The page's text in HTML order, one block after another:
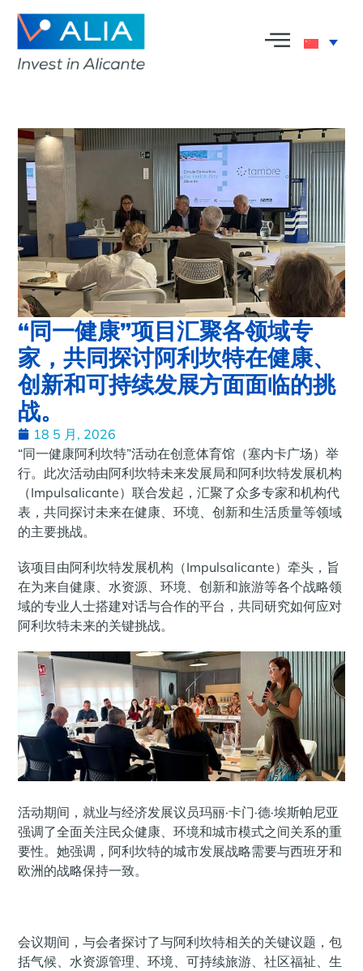
“同一健康”项目汇聚各领域专
家，共同探讨阿利坎特在健康、
创新和可持续发展方面面临的挑
战。
18 5 月, 2026
“同一健康阿利坎特”活动在创意体育馆（塞内卡广场）举
行。此次活动由阿利坎特未来发展局和阿利坎特发展机构
（Impulsalicante）联合发起，汇聚了众多专家和机构代
表，共同探讨未来在健康、环境、创新和生活质量等领域
的主要挑战。
该项目由阿利坎特发展机构（Impulsalicante）牵头，旨
在为来自健康、水资源、环境、创新和旅游等各个战略领
域的专业人士搭建对话与合作的平台，共同研究如何应对
阿利坎特未来的关键挑战。
活动期间，就业与经济发展议员玛丽·卡门·德·埃斯帕尼亚
强调了全面关注民众健康、环境和城市模式之间关系的重
要性。她强调，阿利坎特的城市发展战略需要与西班牙和
欧洲的战略保持一致。
会议期间，与会者探讨了与阿利坎特相关的关键议题，包
括气候、水资源管理、环境、可持续旅游、社区福祉、生